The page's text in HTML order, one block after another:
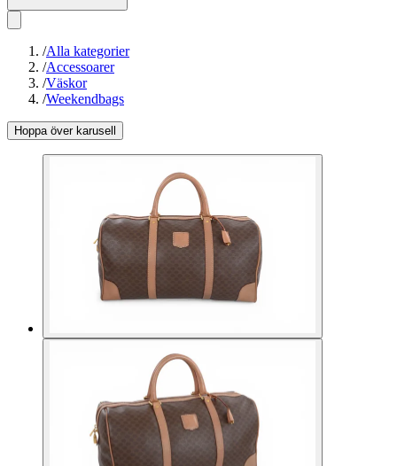
/Alla kategorier
/Accessoarer
/Väskor
/Weekendbags
Hoppa över karusell